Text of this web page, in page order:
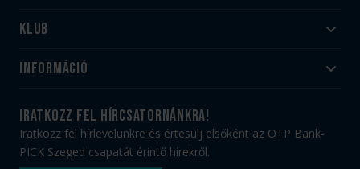
Felnőtt
Utánpótlás
Klub
#HandballFamily
Munkatársaink
PICK Aréna
Sajtóakkreditáció
Információ
Jegy- és bérletvásárlás
Webshop
iratkozz fel hírcsatornánkra!
Iratkozz fel hírlevelünkre és értesülj elsőként az OTP Bank-
PICK Szeged csapatát érintő hírekről.